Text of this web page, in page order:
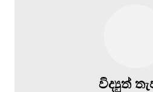
විද්‍යුත්